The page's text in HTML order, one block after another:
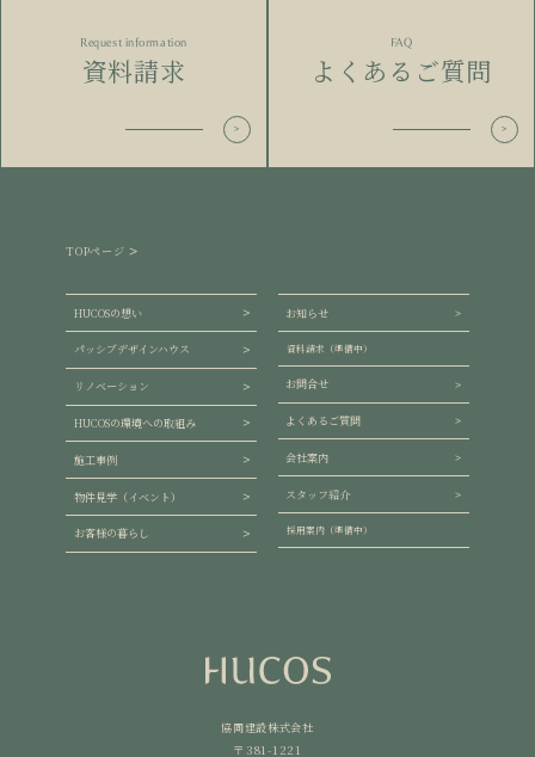
Request information
資料請求
FAQ
よくあるご質問
協同建設株式会社
〒381-1221
TOPページ
HUCOSの想い
パッシブデザインハウス
リノベーション
HUCOSの環境への取組み
施工事例
物件見学（イベント）
お客様の暮らし
お知らせ
資料請求（準備中）
お問合せ
よくあるご質問
会社案内
スタッフ紹介
採用案内（準備中）